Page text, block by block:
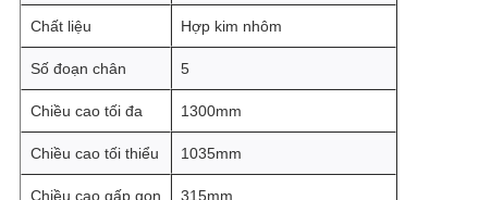
Chất liệu Hợp kim nhôm
Số đoạn chân 5
Chiều cao tối đa 1300mm
Chiều cao tối thiểu 1035mm
Chiều cao gấp gọn 315mm